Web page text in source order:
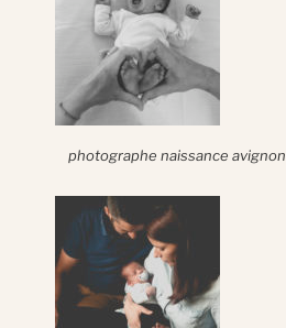
photographe naissance avignon